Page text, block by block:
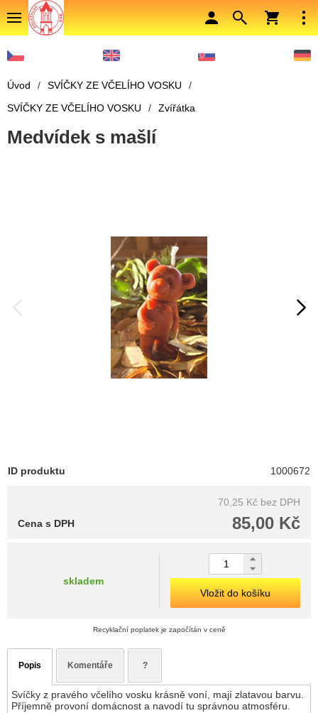
Úvod / SVÍČKY ZE VČELÍHO VOSKU
/
SVÍČKY ZE VČELÍHO VOSKU
/ Zvířátka
Medvídek s mašlí
ID produktu 1000672
70,25 Kč bez DPH
85,00 Kč
Cena s DPH
skladem
Vložit do košíku
Recyklační poplatek je započítán v ceně
Popis Komentáře ?
Svíčky z pravého včelího vosku krásně voní, mají zlatavou barvu.
Příjemně provoní domácnost a navodí tu správnou atmosféru.